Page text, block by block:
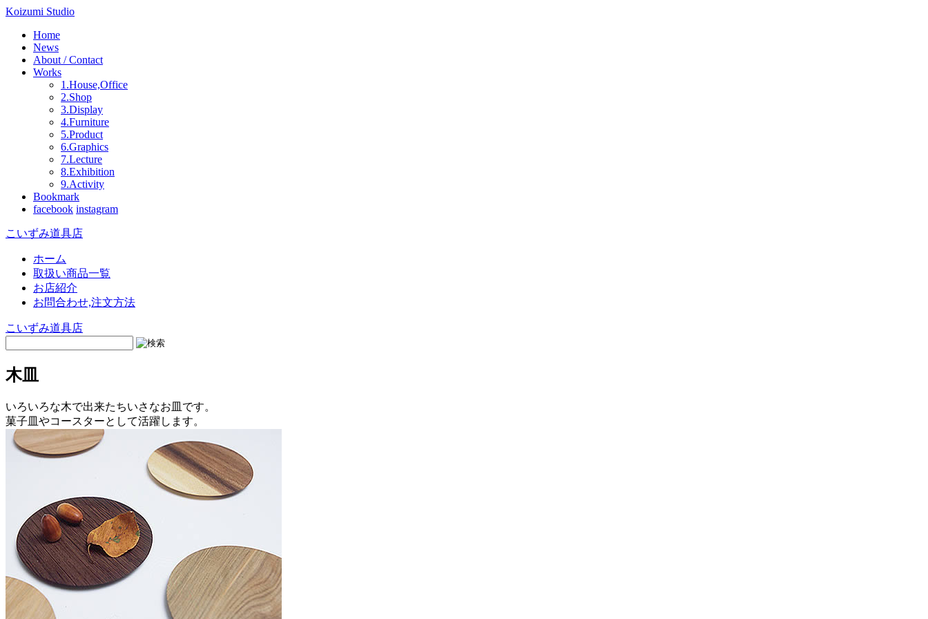
Koizumi Studio
Home
News
About / Contact
Works
1.House,Office
2.Shop
3.Display
4.Furniture
5.Product
6.Graphics
7.Lecture
8.Exhibition
9.Activity
Bookmark
facebook instagram
こいずみ道具店
ホーム
取扱い商品一覧
お店紹介
お問合わせ,注文方法
こいずみ道具店
木皿
いろいろな木で出来たちいさなお皿です。
菓子皿やコースターとして活躍します。